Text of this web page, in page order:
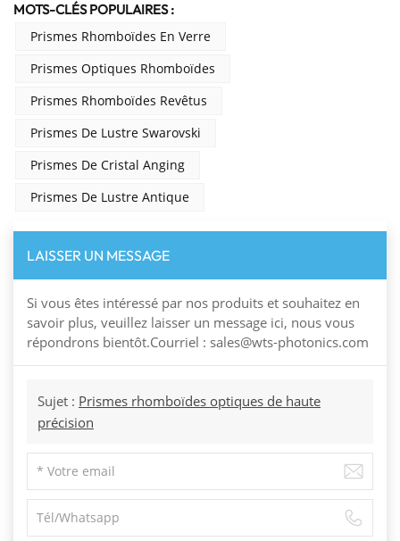
MOTS-CLÉS POPULAIRES :
Prismes Rhomboïdes En Verre
Prismes Optiques Rhomboïdes
Prismes Rhomboïdes Revêtus
Prismes De Lustre Swarovski
Prismes De Cristal Anging
Prismes De Lustre Antique
LAISSER UN MESSAGE
Si vous êtes intéressé par nos produits et souhaitez en
savoir plus, veuillez laisser un message ici, nous vous
répondrons bientôt.Courriel : sales@wts-photonics.com
Sujet : Prismes rhomboïdes optiques de haute
précision